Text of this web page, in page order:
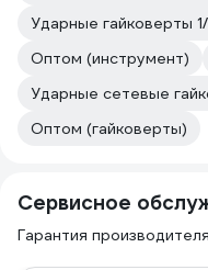
Ударные гайковерты
Оптом (инструмент)
Ударные сетевые
Оптом (гайковерты)
Сервисное
Гарантия